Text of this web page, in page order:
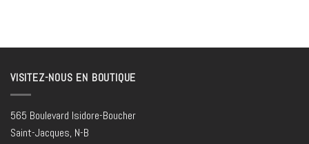
VISITEZ-NOUS EN BOUTIQUE
565 Boulevard Isidore-Boucher
Saint-Jacques, N-B